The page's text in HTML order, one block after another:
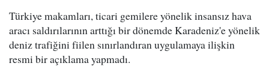
Türkiye makamları, ticari gemilere yönelik insansız hava
aracı saldırılarının arttığı bir dönemde Karadeniz'e yönelik
deniz trafiğini fiilen sınırlandıran uygulamaya ilişkin
resmi bir açıklama yapmadı.